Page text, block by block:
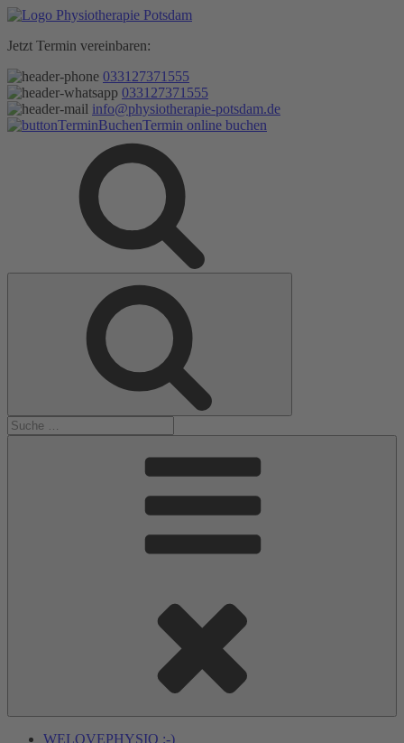
Zum
springen
Jetzt Termin vereinbaren:
033127371555
033127371555
info@physiotherapie-potsdam.de
Termin online buchen
WELOVEPHYSIO :-)